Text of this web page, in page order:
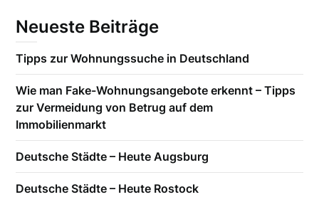
Neueste Beiträge
Tipps zur Wohnungssuche in Deutschland
Wie man Fake-Wohnungsangebote erkennt – Tipps
zur Vermeidung von Betrug auf dem
Immobilienmarkt
Deutsche Städte – Heute Augsburg
Deutsche Städte – Heute Rostock